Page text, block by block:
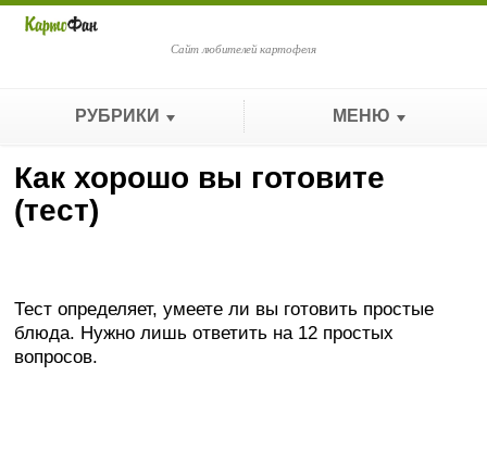
Сайт любителей картофеля
РУБРИКИ МЕНЮ
Как хорошо вы готовите
(тест)
Тест определяет, умеете ли вы готовить простые
блюда. Нужно лишь ответить на 12 простых
вопросов.